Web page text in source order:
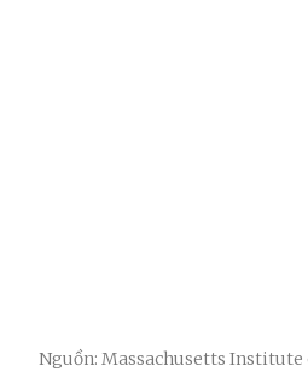
Nguồn: Massachusetts